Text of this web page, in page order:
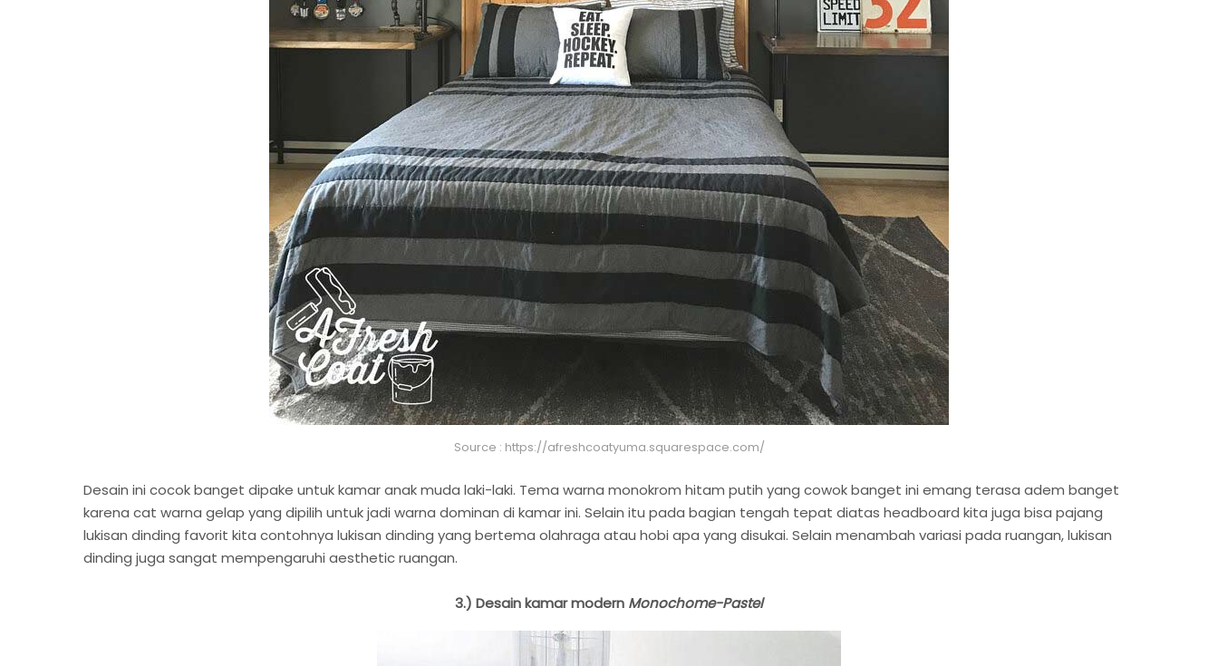
Source : https://afreshcoatyuma.squarespace.com/
Desain ini cocok banget dipake untuk kamar anak muda laki-laki. Tema warna monokrom hitam putih yang cowok banget ini emang terasa adem banget
karena cat warna gelap yang dipilih untuk jadi warna dominan di kamar ini. Selain itu pada bagian tengah tepat diatas headboard kita juga bisa pajang
lukisan dinding favorit kita contohnya lukisan dinding yang bertema olahraga atau hobi apa yang disukai. Selain menambah variasi pada ruangan, lukisan
dinding juga sangat mempengaruhi aesthetic ruangan.
3.) Desain kamar modern Monochome-Pastel